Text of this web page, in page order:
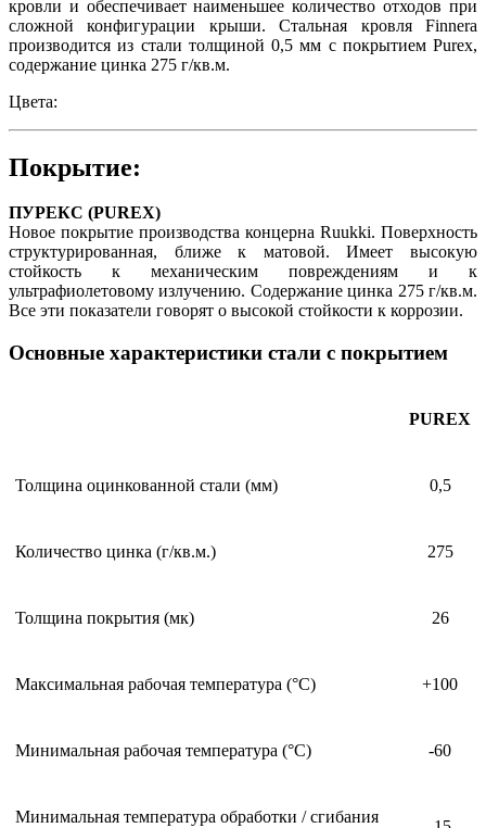
кровли и обеспечивает наименьшее количество отходов при
сложной конфигурации крыши. Стальная кровля Finnera
производится из стали толщиной 0,5 мм с покрытием Purex,
содержание цинка 275 г/кв.м.
Цвета:
Покрытие:
ПУРЕКС (PUREX)
Новое покрытие производства концерна Ruukki. Поверхность
структурированная, ближе к матовой. Имеет высокую
стойкость к механическим повреждениям и к
ультрафиолетовому излучению. Содержание цинка 275 г/кв.м.
Все эти показатели говорят о высокой стойкости к коррозии.
Основные характеристики стали с покрытием
PUREX
Толщина оцинкованной стали (мм) 0,5
Количество цинка (г/кв.м.) 275
Толщина покрытия (мк) 26
Максимальная рабочая температура (°С) +100
Минимальная рабочая температура (°С) -60
Минимальная температура обработки / сгибания